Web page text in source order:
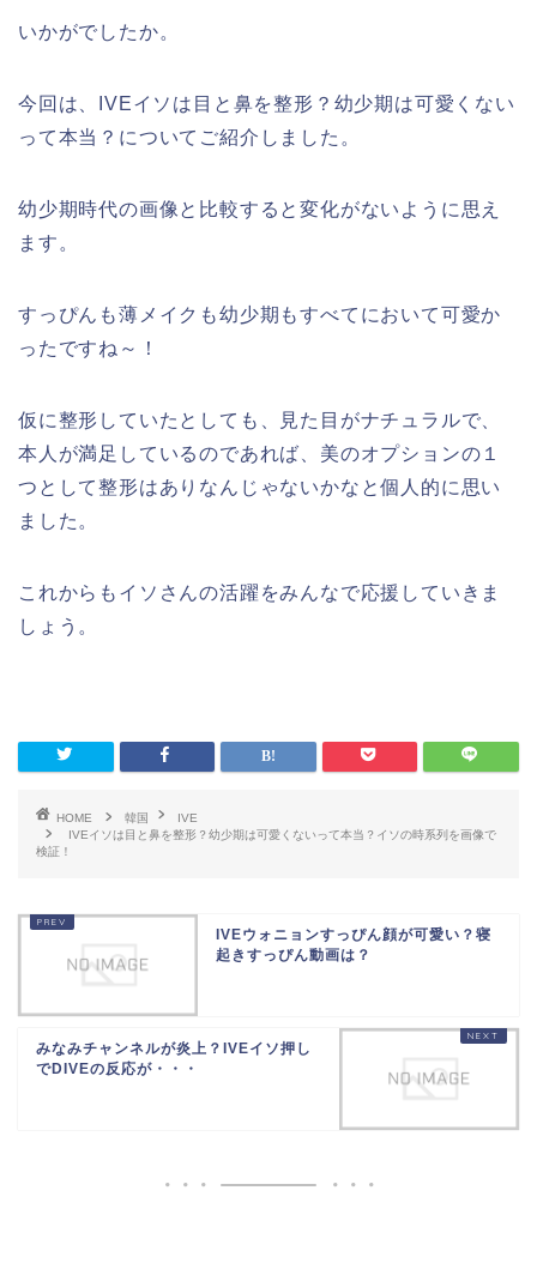
いかがでしたか。
今回は、IVEイソは目と鼻を整形？幼少期は可愛くない
って本当？についてご紹介しました。
幼少期時代の画像と比較すると変化がないように思え
ます。
すっぴんも薄メイクも幼少期もすべてにおいて可愛か
ったですね～！
仮に整形していたとしても、見た目がナチュラルで、
本人が満足しているのであれば、美のオプションの１
つとして整形はありなんじゃないかなと個人的に思い
ました。
これからもイソさんの活躍をみんなで応援していきま
しょう。
HOME 韓国
IVE
IVEイソは目と鼻を整形？幼少期は可愛くないって本当？イソの時系列を画像で
検証！
IVEウォニョンすっぴん顔が可愛い？寝
起きすっぴん動画は？
みなみチャンネルが炎上？IVEイソ押し
でDIVEの反応が・・・